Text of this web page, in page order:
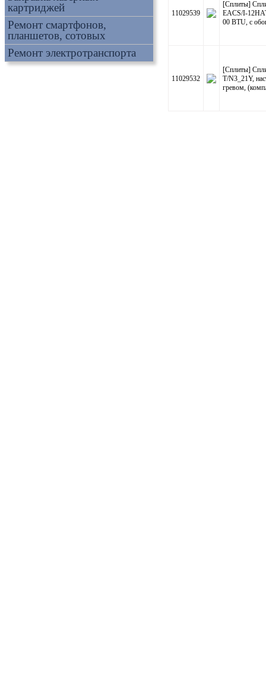
11029539
[Сплиты]
EACS/I-
00 BTU, с
11029532
[Сплиты]
T/N3_21Y,
гревом,
картриджей
Ремонт смартфонов,
планшетов, сотовых
Ремонт электротранспорта